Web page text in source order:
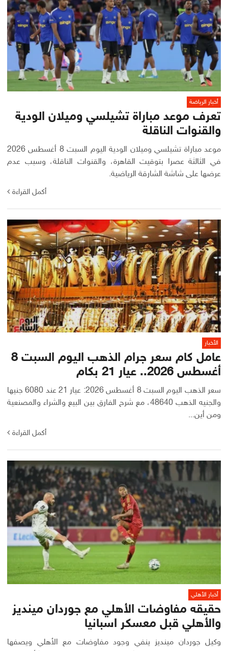
أخبار الرياضة
تعرف موعد مباراة تشيلسي وميلان الودية
والقنوات الناقلة
موعد مباراة تشيلسي وميلان الودية اليوم السبت 8 أغسطس 2026
في الثالثة عصرا بتوقيت القاهرة، والقنوات الناقلة، وسبب عدم
عرضها على شاشة الشارقة الرياضية.
أكمل القراءة
الأخبار
عامل كام سعر جرام الذهب اليوم السبت 8
أغسطس 2026.. عيار 21 بكام
سعر الذهب اليوم السبت 8 أغسطس 2026: عيار 21 عند 6080 جنيها
والجنيه الذهب 48640، مع شرح الفارق بين البيع والشراء والمصنعية
ومن أين...
أكمل القراءة
أخبار الأهلي
حقيقه مفاوضات الأهلي مع جوردان مينديز
والأهلي قبل معسكر اسبانيا
وكيل جوردان مينديز ينفي وجود مفاوضات مع الأهلي ويصفها